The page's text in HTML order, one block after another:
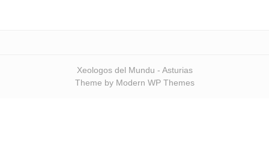
Xeologos del Mundu - Asturias
Theme by Modern WP Themes